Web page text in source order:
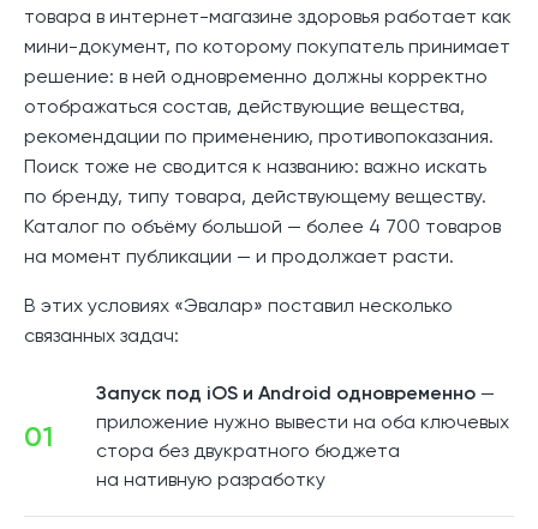
товара в интернет-магазине здоровья работает как
мини-документ, по которому покупатель принимает
решение: в ней одновременно должны корректно
отображаться состав, действующие вещества,
рекомендации по применению, противопоказания.
Поиск тоже не сводится к названию: важно искать
по бренду, типу товара, действующему веществу.
Каталог по объёму большой — более 4 700 товаров
на момент публикации — и продолжает расти.
В этих условиях «Эвалар» поставил несколько
связанных задач:
01
Запуск под iOS и Android одновременно —
приложение нужно вывести на оба ключевых
стора без двукратного бюджета
на нативную разработку